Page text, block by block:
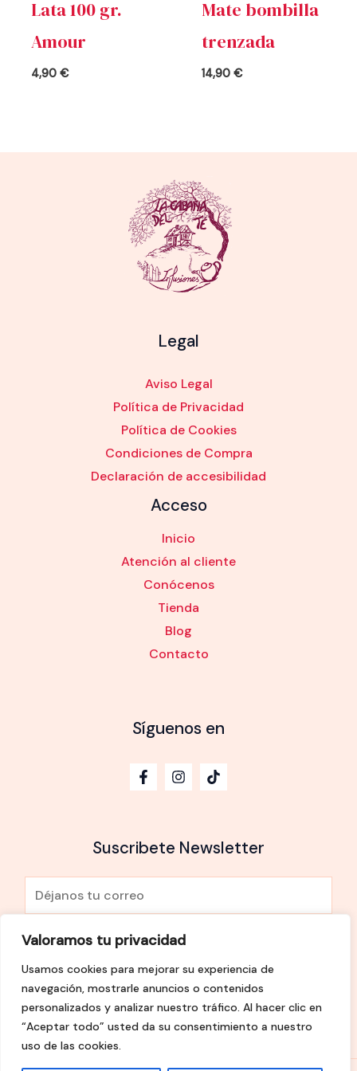
Valoramos tu privacidad
Usamos cookies para mejorar su experiencia de
navegación, mostrarle anuncios o contenidos
personalizados y analizar nuestro tráfico. Al hacer clic en
“Aceptar todo” usted da su consentimiento a nuestro
uso de las cookies.
Lata 100 gr.
Amour
4,90€
Mate bombilla
trenzada
14,90€
Legal
Aviso Legal
Política de Privacidad
Política de Cookies
Condiciones de Compra
Declaración de accesibilidad
Acceso
Inicio
Atención al cliente
Conócenos
Tienda
Blog
Contacto
Síguenos en
Suscribete Newsletter
m
a
*
He leído y Acepto lapolítica de privacidad
SUSCRÍBETE